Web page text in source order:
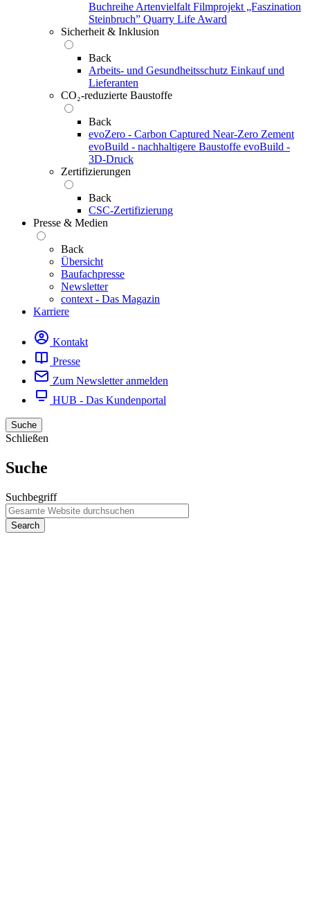
Buchreihe Artenvielfalt Filmprojekt „Faszination
Steinbruch” Quarry Life Award
Sicherheit & Inklusion
Back
Arbeits- und Gesundheitsschutz Einkauf und
Lieferanten
CO₂-reduzierte Baustoffe
Back
evoZero - Carbon Captured Near-Zero Zement
evoBuild - nachhaltigere Baustoffe evoBuild -
3D-Druck
Zertifizierungen
Back
CSC-Zertifizierung
Presse & Medien
Back
Übersicht
Baufachpresse
Newsletter
context - Das Magazin
Karriere
Kontakt
Presse
Zum Newsletter anmelden
HUB - Das Kundenportal
Suche
Schließen
Suche
Suchbegriff